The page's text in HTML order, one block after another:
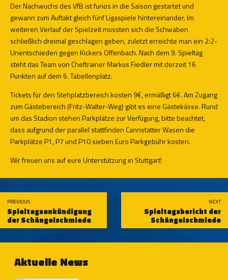
Der Nachwuchs des VfB ist furios in die Saison gestartet und
gewann zum Auftakt gleich fünf Ligaspiele hintereinander. Im
weiteren Verlauf der Spielzeit mussten sich die Schwaben
schließlich dreimal geschlagen geben, zuletzt erreichte man ein 2:2-
Unentschieden gegen Kickers Offenbach. Nach dem 9. Spieltag
steht das Team von Cheftrainer Markus Fiedler mit derzeit 16
Punkten auf dem 6. Tabellenplatz.
Tickets für den Stehplatzbereich kosten 9€, ermäßigt 6€. Am Zugang
zum Gästebereich (Fritz-Walter-Weg) gibt es eine Gästekässe. Rund
um das Stadion stehen Parkplätze zur Verfügung, bitte beachtet,
dass aufgrund der parallel stattfinden Cannstatter Wasen die
Parkplätze P1, P7 und P10 sieben Euro Parkgebühr kosten.
Wir freuen uns auf eure Unterstützung in Stuttgart!
PREVIOUS
Spieltagsankündigung
der Schängelschmiede
NEXT
Spieltagsbericht der
Schängelschmiede
Aktuelle News